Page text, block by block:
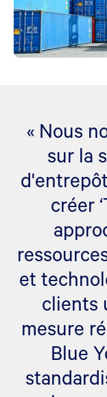
« Nous
sur la
créer
et
clients
mesure
Blue